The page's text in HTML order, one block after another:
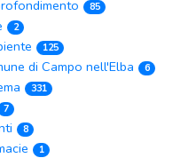
85
2
125
di Campo nell'Elba 6
331
7
8
1